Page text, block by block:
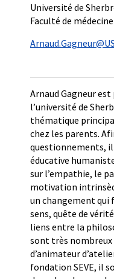
Université de
Faculté de médecine
Arnaud Gagneur
l’université de
thématique
chez les parents.
questionnements,
éducative
sur l’empathie, le
motivation
un changement qui
sens, quête de
liens entre la
sont très
d’animateur
fondation SEVE, il